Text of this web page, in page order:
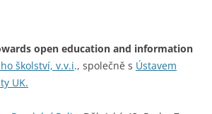
open education and information
školství, v.v.i., společně s Ústavem
UK.